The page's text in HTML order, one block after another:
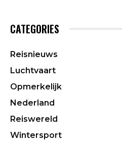
CATEGORIES
Reisnieuws
Luchtvaart
Opmerkelijk
Nederland
Reiswereld
Wintersport